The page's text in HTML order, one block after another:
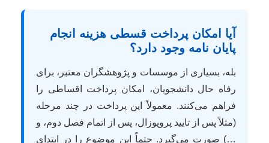
آیا امکان پرداخت قسطی هزینه انجام
پایان نامه وجود دارد؟
بله، بسیاری از موسسات و پژوهشگران معتبر، برای
رفاه حال دانشجویان، امکان پرداخت اقساطی را
فراهم می‌کنند. معمولاً این پرداخت در چند مرحله
(مثلاً پس از تایید پروپوزال، پس از اتمام فصل دوم، و
…) صورت می‌گیرد. حتماً این موضوع را در ابتدای